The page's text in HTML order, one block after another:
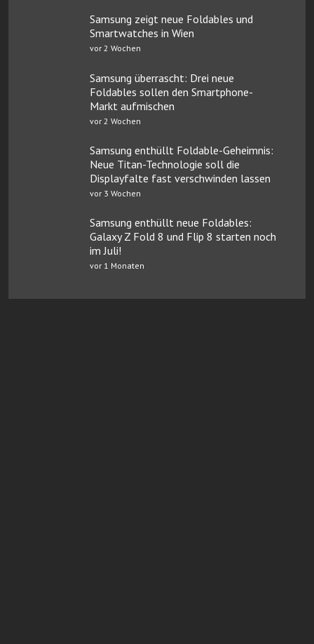
Samsung zeigt neue Foldables und
Smartwatches in Wien
vor 2 Wochen
Samsung überrascht: Drei neue
Foldables sollen den Smartphone-
Markt aufmischen
vor 2 Wochen
Samsung enthüllt Foldable-Geheimnis:
Neue Titan-Technologie soll die
Displayfalte fast verschwinden lassen
vor 3 Wochen
Samsung enthüllt neue Foldables:
Galaxy Z Fold 8 und Flip 8 starten noch
im Juli!
vor 1 Monaten